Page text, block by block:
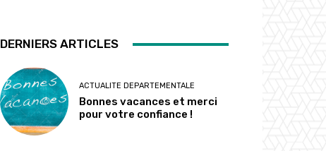
DERNIERS ARTICLES
ACTUALITE DEPARTEMENTALE
Bonnes vacances et merci
pour votre confiance !